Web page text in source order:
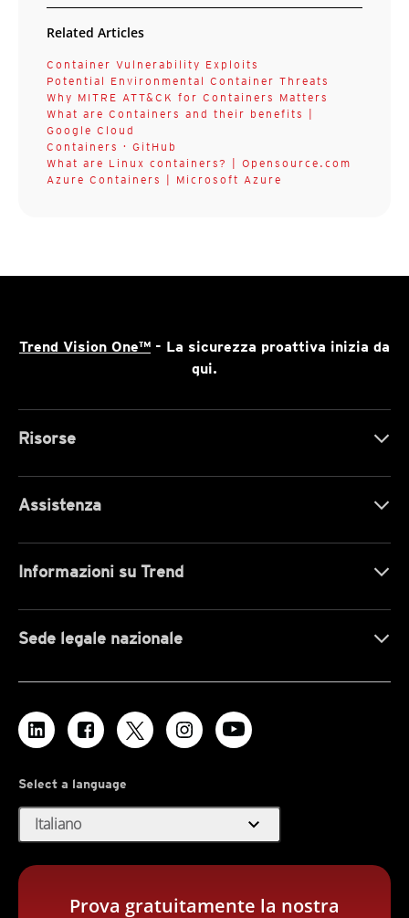
Related Articles
Container Vulnerability Exploits
Potential Environmental Container Threats
Why MITRE ATT&CK for Containers Matters
What are Containers and their benefits |
Google Cloud
Containers · GitHub
What are Linux containers? | Opensource.com
Azure Containers | Microsoft Azure
Trend Vision One™ - La sicurezza proattiva inizia da
qui.
Risorse
Assistenza
Informazioni su Trend
Sede legale nazionale
Select a language
Italiano expand_more
Prova gratuitamente la nostra